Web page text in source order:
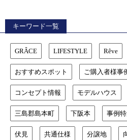
キーワード一覧
GRÂCE LIFESTYLE Rêve
おすすめスポット ご購入者様事
コンセプト情報 モデルハウス
三島郡島本町 下阪本 事例
伏見 共通仕様 分譲地